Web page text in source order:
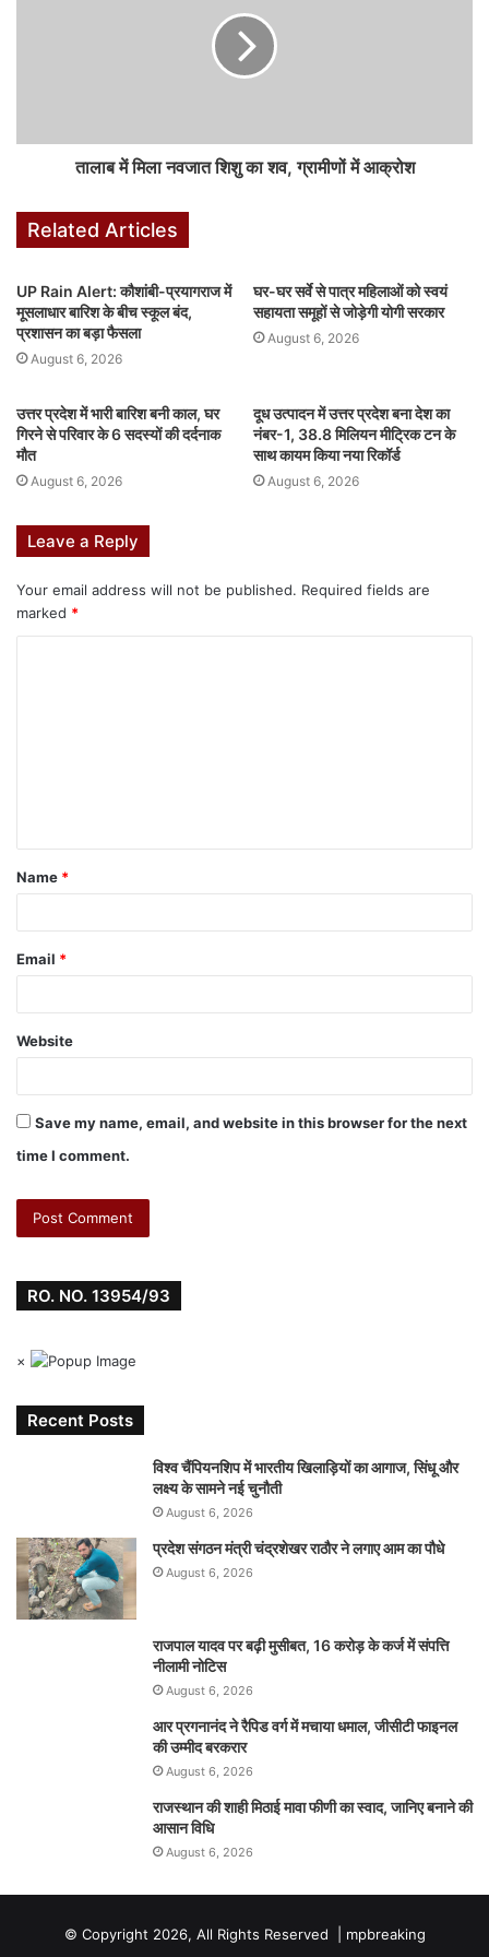
कार्यक्रम के बाद रायगढ़ में पत्रकारों से चर्चा करते हुए सीएम विष्णुदेव साय ने कहा-
रायगढ़ के बेटा-बेटियों के लिए नालंदा परिसर बनाया जा रहा है। शहर को रिंग रोड
कि कांग्रेस के धान खरीदी निरीक्षण का स्वागत है। वह धान खरीदी केंद्रों में जाएं
और वस्तुस्थिति की जानकारी लें।
F
c
e
b
o
o
k
W
at
s
A
p
p
X
k
n
s
er
m
bl
er
e
ar
featured
तालाब में मिला नवजात शिशु का शव, ग्रामीणों में आक्रोश
Related Articles
UP Rain Alert: कौशांबी-प्रयागराज में
मूसलाधार बारिश के बीच स्कूल बंद,
प्रशासन का बड़ा फैसला
August 6, 2026
घर-घर सर्वे से पात्र महिलाओं को स्वयं
सहायता समूहों से जोड़ेगी योगी सरकार
August 6, 2026
उत्तर प्रदेश में भारी बारिश बनी काल, घर
गिरने से परिवार के 6 सदस्यों की दर्दनाक
मौत
August 6, 2026
दूध उत्पादन में उत्तर प्रदेश बना देश का
नंबर-1, 38.8 मिलियन मीट्रिक टन के
साथ कायम किया नया रिकॉर्ड
August 6, 2026
Leave a Reply
Your email address will not be published. Required fields are
marked *
Name *
Email *
Website
Save my name, email, and website in this browser for the next
time I comment.
RO. NO. 13954/93
×
Recent Posts
विश्व चैंपियनशिप में भारतीय खिलाड़ियों का आगाज, सिंधू और
लक्ष्य के सामने नई चुनौती
August 6, 2026
प्रदेश संगठन मंत्री चंद्रशेखर राठौर ने लगाए आम का पौधे
August 6, 2026
राजपाल यादव पर बढ़ी मुसीबत, 16 करोड़ के कर्ज में संपत्ति
नीलामी नोटिस
August 6, 2026
आर प्रगनानंद ने रैपिड वर्ग में मचाया धमाल, जीसीटी फाइनल
की उम्मीद बरकरार
August 6, 2026
राजस्थान की शाही मिठाई मावा फीणी का स्वाद, जानिए बनाने की
आसान विधि
August 6, 2026
© Copyright 2026, All Rights Reserved | mpbreaking